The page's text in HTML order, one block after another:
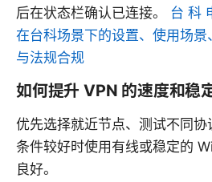
后在状态栏确认已连接。 台 科
在台科场景下的设置、使用场
与法规合规
如何提升 VPN 的速度和稳
优先选择就近节点、测试不同
条件较好时使用有线或稳定的
良好。